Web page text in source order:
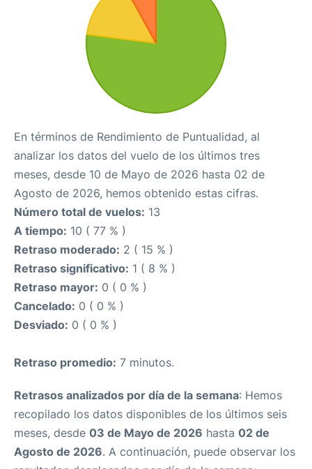
En términos de Rendimiento de Puntualidad, al
analizar los datos del vuelo de los últimos tres
meses, desde 10 de Mayo de 2026 hasta 02 de
Agosto de 2026, hemos obtenido estas cifras.
Número total de vuelos: 13
A tiempo: 10 ( 77 % )
Retraso moderado: 2 ( 15 % )
Retraso significativo: 1 ( 8 % )
Retraso mayor: 0 ( 0 % )
Cancelado: 0 ( 0 % )
Desviado: 0 ( 0 % )
Retraso promedio: 7 minutos.
Retrasos analizados por día de la semana: Hemos
recopilado los datos disponibles de los últimos seis
meses, desde 03 de Mayo de 2026 hasta 02 de
Agosto de 2026. A continuación, puede observar los